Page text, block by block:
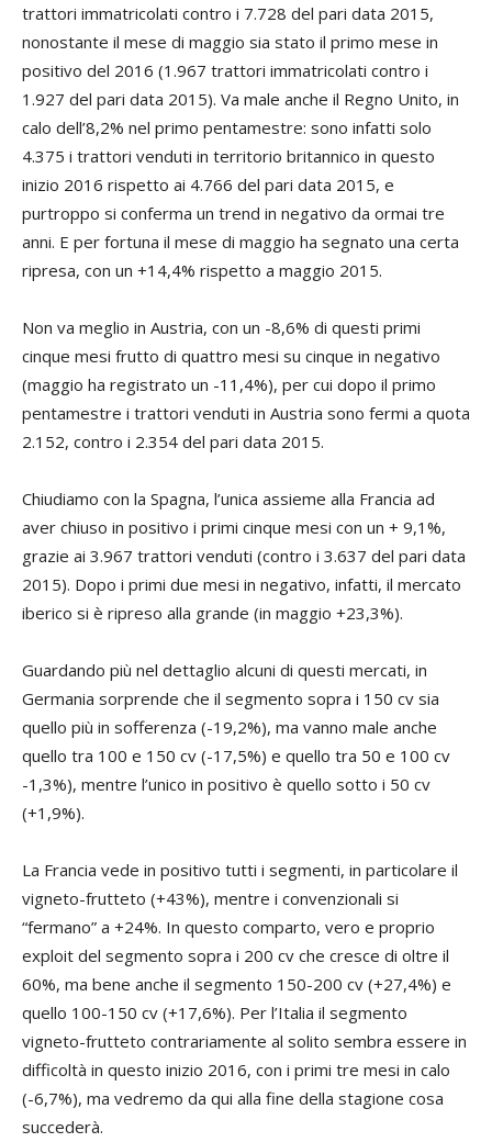
trattori immatricolati contro i 7.728 del pari data 2015,
nonostante il mese di maggio sia stato il primo mese in
positivo del 2016 (1.967 trattori immatricolati contro i
1.927 del pari data 2015). Va male anche il Regno Unito, in
calo dell’8,2% nel primo pentamestre: sono infatti solo
4.375 i trattori venduti in territorio britannico in questo
inizio 2016 rispetto ai 4.766 del pari data 2015, e
purtroppo si conferma un trend in negativo da ormai tre
anni. E per fortuna il mese di maggio ha segnato una certa
ripresa, con un +14,4% rispetto a maggio 2015.
Non va meglio in Austria, con un -8,6% di questi primi
cinque mesi frutto di quattro mesi su cinque in negativo
(maggio ha registrato un -11,4%), per cui dopo il primo
pentamestre i trattori venduti in Austria sono fermi a quota
2.152, contro i 2.354 del pari data 2015.
Chiudiamo con la Spagna, l’unica assieme alla Francia ad
aver chiuso in positivo i primi cinque mesi con un + 9,1%,
grazie ai 3.967 trattori venduti (contro i 3.637 del pari data
2015). Dopo i primi due mesi in negativo, infatti, il mercato
iberico si è ripreso alla grande (in maggio +23,3%).
Guardando più nel dettaglio alcuni di questi mercati, in
Germania sorprende che il segmento sopra i 150 cv sia
quello più in sofferenza (-19,2%), ma vanno male anche
quello tra 100 e 150 cv (-17,5%) e quello tra 50 e 100 cv
-1,3%), mentre l’unico in positivo è quello sotto i 50 cv
(+1,9%).
La Francia vede in positivo tutti i segmenti, in particolare il
vigneto-frutteto (+43%), mentre i convenzionali si
“fermano” a +24%. In questo comparto, vero e proprio
exploit del segmento sopra i 200 cv che cresce di oltre il
60%, ma bene anche il segmento 150-200 cv (+27,4%) e
quello 100-150 cv (+17,6%). Per l’Italia il segmento
vigneto-frutteto contrariamente al solito sembra essere in
difficoltà in questo inizio 2016, con i primi tre mesi in calo
(-6,7%), ma vedremo da qui alla fine della stagione cosa
succederà.